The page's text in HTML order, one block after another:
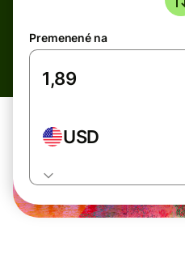
Premenené na
USD